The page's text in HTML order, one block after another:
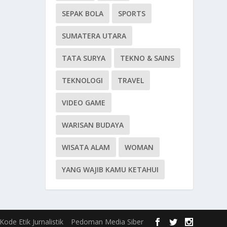
SEPAK BOLA SPORTS
SUMATERA UTARA
TATA SURYA TEKNO & SAINS
TEKNOLOGI TRAVEL
VIDEO GAME
WARISAN BUDAYA
WISATA ALAM WOMAN
YANG WAJIB KAMU KETAHUI
Kode Etik Jurnalistik Pedoman Media Siber